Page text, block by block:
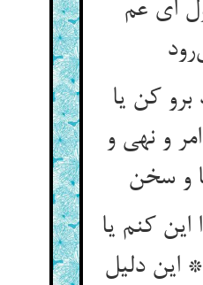
ای عم
برو کن یا
و نهی و
این کنم یا
دلیل